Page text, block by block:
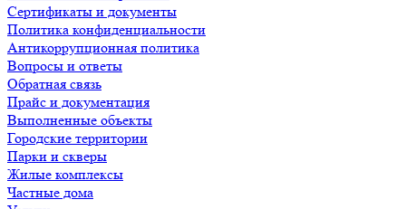
Сертификаты и документы
Политика конфиденциальности
Антикоррупционная политика
Вопросы и ответы
Обратная связь
Прайс и документация
Выполненные объекты
Городские территории
Парки и скверы
Жилые комплексы
Частные дома